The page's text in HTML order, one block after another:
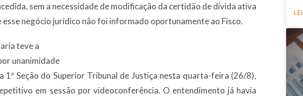
sem a necessidade de modificação da certidão de dívida ativa
negócio jurídico não foi informado oportunamente ao Fisco.
teve a
unanimidade
1ª Seção do Superior Tribunal de Justiça nesta quarta-feira (26/8),
em sessão por videoconferência. O entendimento já havia